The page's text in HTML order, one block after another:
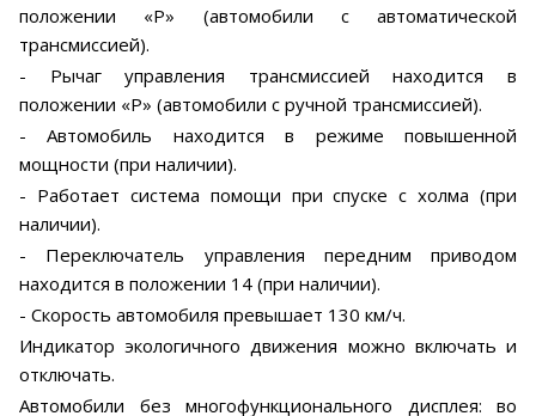
положении «Р» (автомобили с автоматической
трансмиссией).
- Рычаг управления трансмиссией находится в
положении «Р» (автомобили с ручной трансмиссией).
- Автомобиль находится в режиме повышенной
мощности (при наличии).
- Работает система помощи при спуске с холма (при
наличии).
- Переключатель управления передним приводом
находится в положении 14 (при наличии).
- Скорость автомобиля превышает 130 км/ч.
Индикатор экологичного движения можно включать и
отключать.
Автомобили без многофункционального дисплея: во